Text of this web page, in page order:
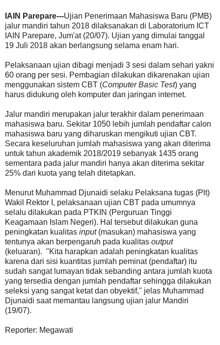
IAIN Parepare---Ujian Penerimaan Mahasiswa Baru (PMB)
jalur mandiri tahun 2018 dilaksanakan di Laboratorium ICT
IAIN Parepare, Jum'at (20/07). Ujian yang dimulai tanggal
19 Juli 2018 akan berlangsung selama enam hari.
Pelaksanaan ujian dibagi menjadi 3 sesi dalam sehari yakni
60 orang per sesi. Pembagian dilakukan dikarenakan ujian
menggunakan sistem CBT (Computer Basic Test) yang
harus didukung oleh komputer dan jaringan internet.
Jalur mandiri merupakan jalur terakhir dalam penerimaan
mahasiswa baru. Sekitar 1050 lebih jumlah pendaftar calon
mahasiswa baru yang diharuskan mengikuti ujian CBT.
Secara keseluruhan jumlah mahasiswa yang akan diterima
untuk tahun akademik 2018/2019 sebanyak 1435 orang
sementara pada jalur mandiri hanya akan diterima sekitar
25% dari kuota yang telah ditetapkan.
Menurut Muhammad Djunaidi selaku Pelaksana tugas (Plt)
Wakil Rektor I, pelaksanaan ujian CBT pada umumnya
selalu dilakukan pada PTKIN (Perguruan Tinggi
Keagamaan Islam Negeri). Hal tersebut dilakukan guna
peningkatan kualitas input(masukan) mahasiswa yang
tentunya akan berpengaruh pada kualitas output
(keluaran). "Kita harapkan adalah peningkatan kualitas
karena dari sisi kuantitas jumlah peminat (pendaftar) itu
sudah sangat lumayan tidak sebanding antara jumlah kuota
yang tersedia dengan jumlah pendaftar sehingga dilakukan
seleksi yang sangat ketat dan obyektif," jelas Muhammad
Djunaidi saat memantau langsung ujian jalur Mandiri
(19/07).
Reporter: Megawati